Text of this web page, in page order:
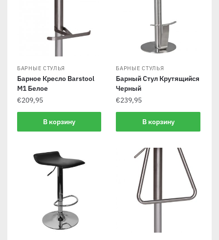
БАРНЫЕ СТУЛЬЯ
Барное Кресло Barstool
M1 Белое
€209,95
В корзину
БАРНЫЕ СТУЛЬЯ
Барный Стул Крутящийся
Черный
€239,95
В корзину